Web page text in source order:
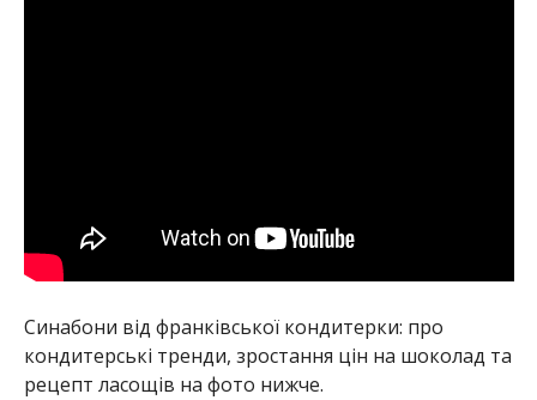
Синабони від франківської кондитерки: про
кондитерські тренди, зростання цін на шоколад та
рецепт ласощів на фото нижче.